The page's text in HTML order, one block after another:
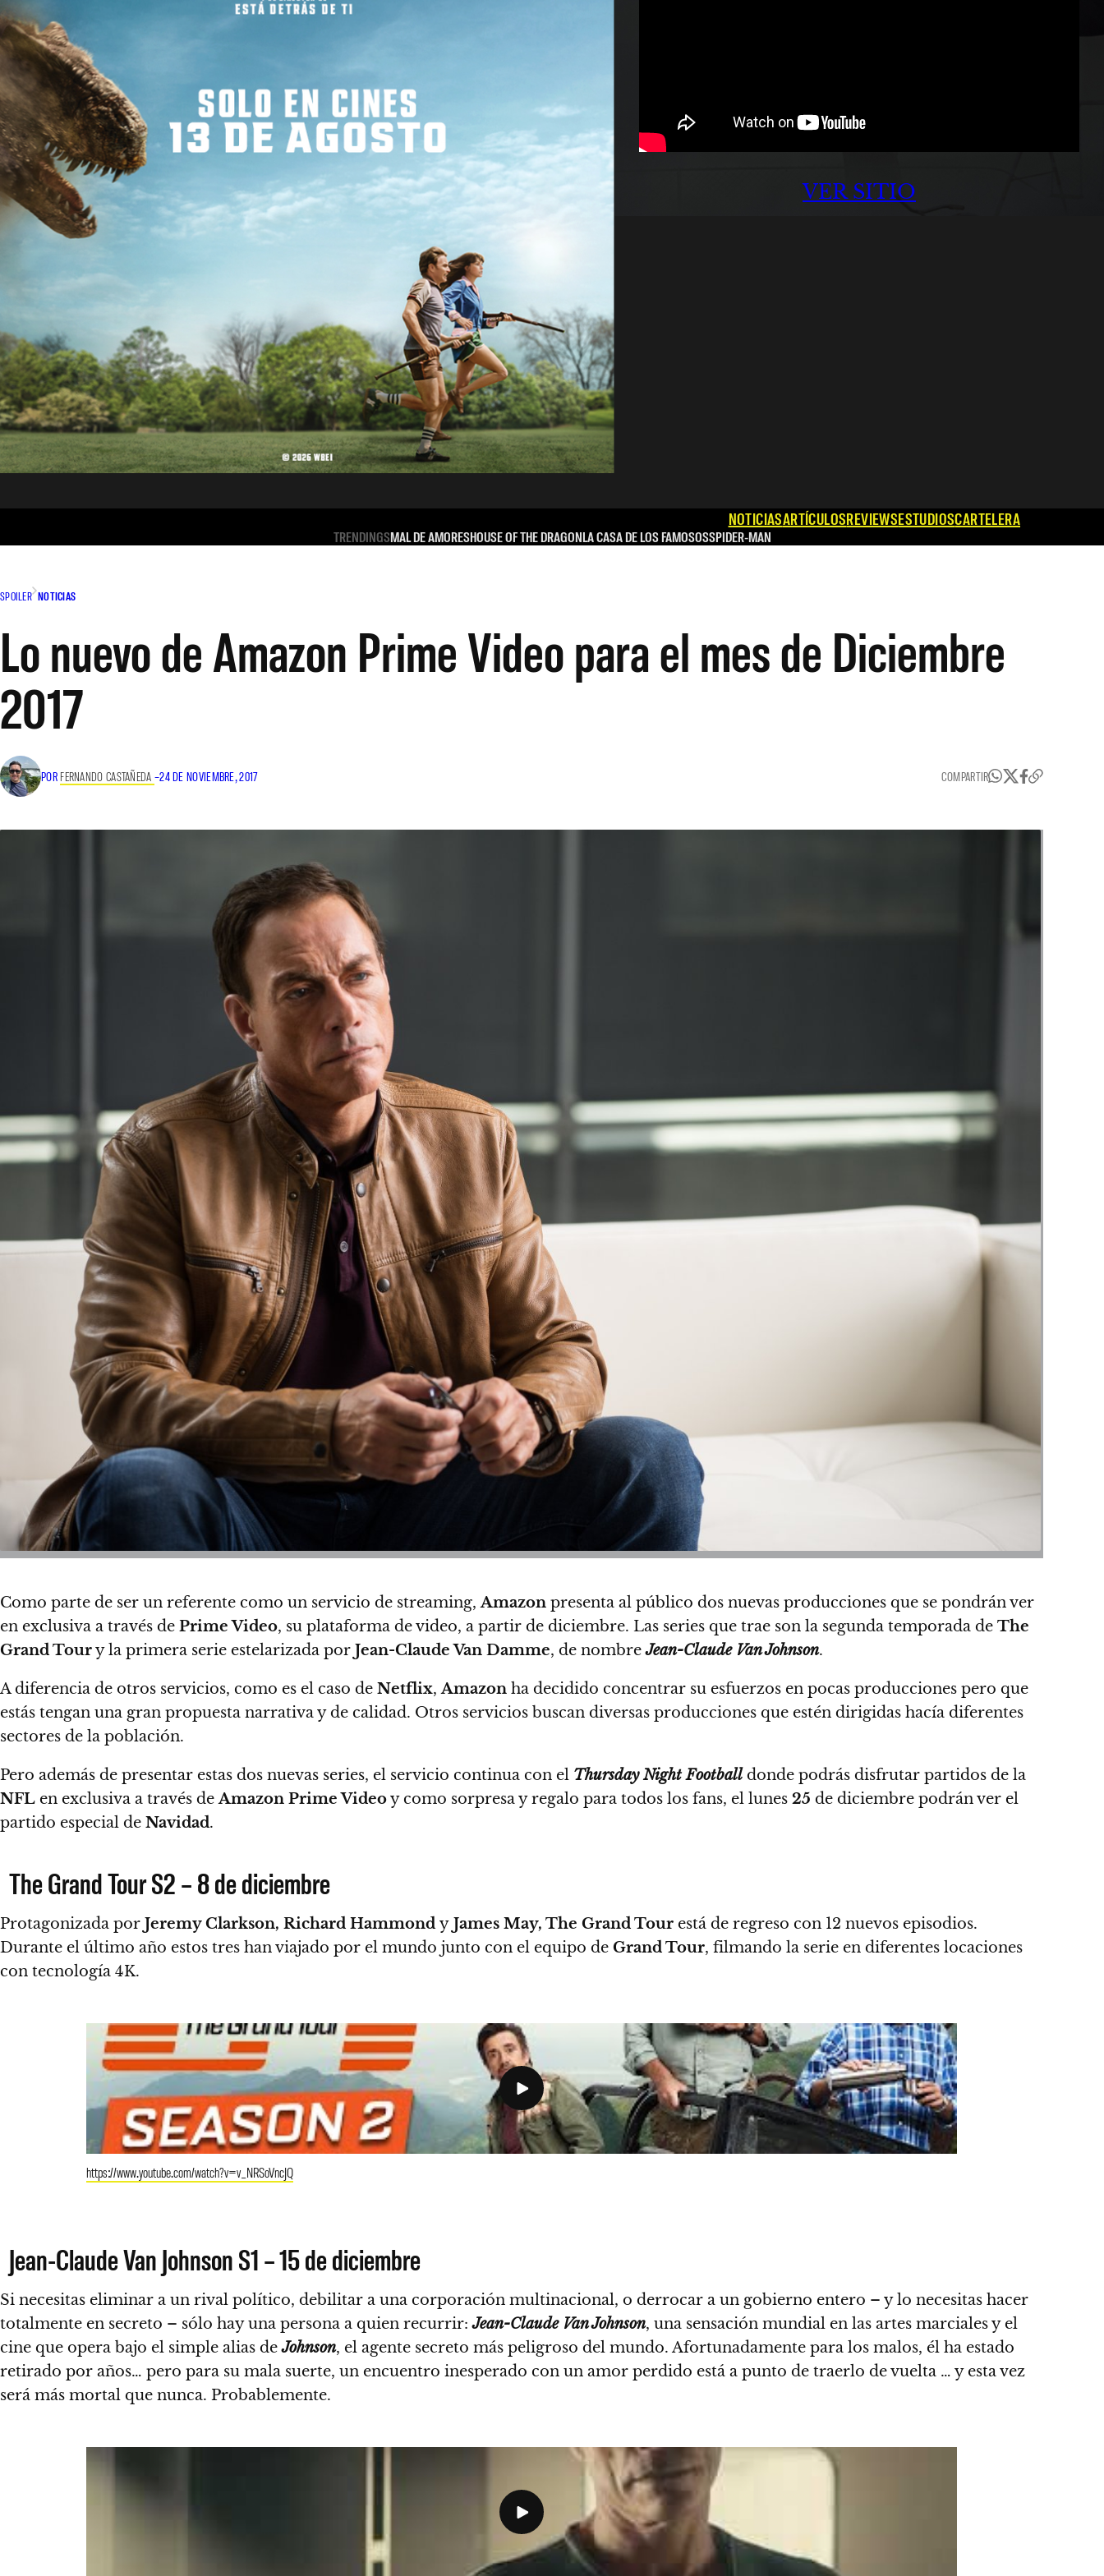
VER SITIO
NOTICIASARTÍCULOSREVIEWSESTUDIOSCARTELERA
TRENDINGSMAL DE AMORESHOUSE OF THE DRAGONLA CASA DE LOS FAMOSOSSPIDER-MAN
SPOILER NOTICIAS
Lo nuevo de Amazon Prime Video para el mes de Diciembre
2017
POR FERNANDO CASTAÑEDA –24 DE NOVIEMBRE, 2017 COMPARTIR
Como parte de ser un referente como un servicio de streaming,Amazon presenta al público dos nuevas producciones que se pondrán ver
en exclusiva a través de Prime Video, su plataforma de video, a partir de diciembre. Las series que trae son la segunda temporada de The
Grand Toury la primera serie estelarizada por Jean-Claude Van Damme, de nombreJean-Claude Van Johnson.
A diferencia de otros servicios, como es el caso de Netflix,Amazon ha decidido concentrar su esfuerzos en pocas producciones pero que
estás tengan una gran propuesta narrativa y de calidad. Otros servicios buscan diversas producciones que estén dirigidas hacía diferentes
sectores de la población.
Pero además de presentar estas dos nuevas series, el servicio continua con el Thursday Night Football donde podrás disfrutar partidos de la
NFL en exclusiva a través deAmazon Prime Videoy como sorpresa y regalo para todos los fans, el lunes 25 de diciembre podrán ver el
partido especial de Navidad.
The Grand Tour S2 – 8 de diciembre
Protagonizada por Jeremy Clarkson, Richard Hammond y James May, The Grand Tour está de regreso con 12 nuevos episodios.
Durante el último año estos tres han viajado por el mundo junto con el equipo de Grand Tour, filmando la serie en diferentes locaciones
con tecnología 4K.
https://www.youtube.com/watch?v=v_NRSoVncJQ
Jean-Claude Van Johnson S1 – 15 de diciembre
Si necesitas eliminar a un rival político, debilitar a una corporación multinacional, o derrocar a un gobierno entero – y lo necesitas hacer
totalmente en secreto – sólo hay una persona a quien recurrir: Jean-Claude Van Johnson, una sensación mundial en las artes marciales y el
cine que opera bajo el simple alias deJohnson, el agente secreto más peligroso del mundo. Afortunadamente para los malos, él ha estado
retirado por años… pero para su mala suerte, un encuentro inesperado con un amor perdido está a punto de traerlo de vuelta … y esta vez
será más mortal que nunca. Probablemente.